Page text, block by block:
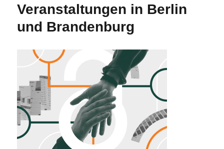
des
oa.atlas
in
Version
veröffentlicht
Veranstaltungen in Berlin
und Brandenburg